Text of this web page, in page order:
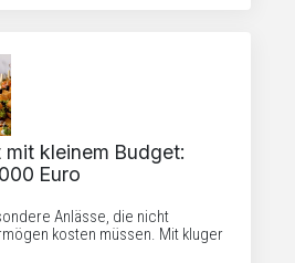
kleinem Budget:
Euro
Anlässe, die nicht
kosten müssen. Mit kluger